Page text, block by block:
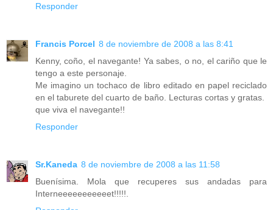
Responder
Francis Porcel 8 de noviembre de 2008 a las 8:41
Kenny, coño, el navegante! Ya sabes, o no, el cariño que le
tengo a este personaje.
Me imagino un tochaco de libro editado en papel reciclado
en el taburete del cuarto de baño. Lecturas cortas y gratas.
que viva el navegante!!
Responder
Sr.Kaneda 8 de noviembre de 2008 a las 11:58
Buenísima. Mola que recuperes sus andadas para
Interneeeeeeeeeeet!!!!!.